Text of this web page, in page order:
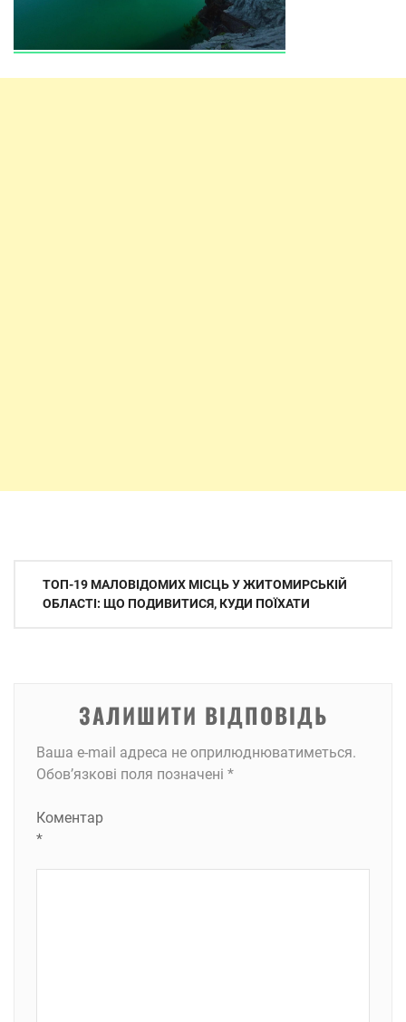
Навігація
записів
ТОП-19 МАЛОВІДОМИХ МІСЦЬ У ЖИТОМИРСЬКІЙ
ОБЛАСТІ: ЩО ПОДИВИТИСЯ, КУДИ ПОЇХАТИ
ЗАЛИШИТИ ВІДПОВІДЬ
Ваша e-mail адреса не оприлюднюватиметься.
Обов’язкові поля позначені *
Коментар
*